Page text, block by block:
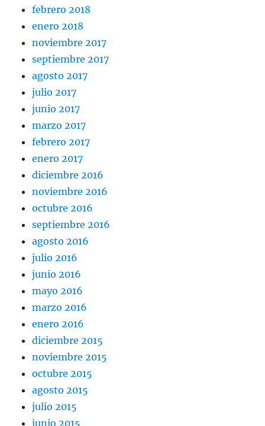
febrero 2018
enero 2018
noviembre 2017
septiembre 2017
agosto 2017
julio 2017
junio 2017
marzo 2017
febrero 2017
enero 2017
diciembre 2016
noviembre 2016
octubre 2016
septiembre 2016
agosto 2016
julio 2016
junio 2016
mayo 2016
marzo 2016
enero 2016
diciembre 2015
noviembre 2015
octubre 2015
agosto 2015
julio 2015
junio 2015